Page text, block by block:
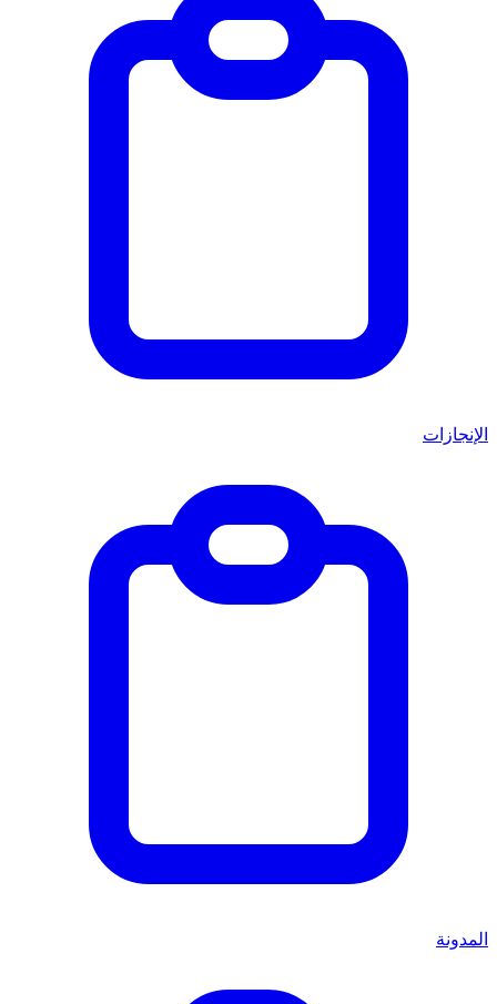
الإنجازات
المدونة